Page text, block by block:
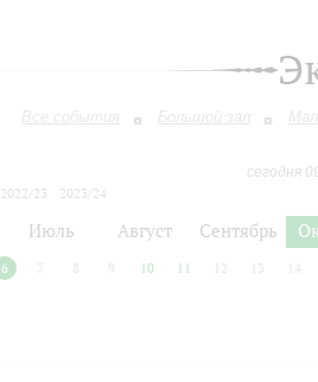
Все события Большой зал
сегодня
2022/23
2023/24
Июль Август Сентябрь
6 7 8 9 10 11 12 13 14